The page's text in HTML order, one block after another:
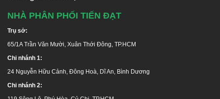
NHÀ PHÂN PHỐI TIẾN ĐẠT
Trụ sở:
65/1A Trần Văn Mười, Xuân Thới Đông, TP.HCM
Chi nhánh 1:
24 Nguyễn Hữu Cảnh, Đông Hoà, Dĩ An, Bình Dương
Chi nhánh 2: